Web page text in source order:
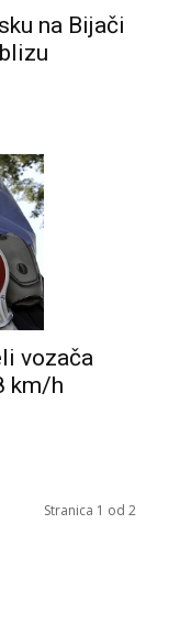
na Bijači
vozača
km/h
Stranica 1 od 2